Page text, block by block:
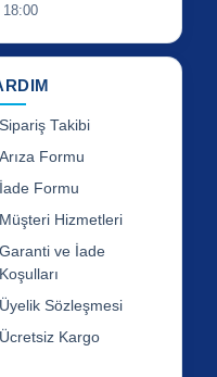
Sipariş Takibi
Arıza Formu
İade Formu
Müşteri Hizmetleri
Garanti ve İade
Koşulları
Üyelik Sözleşmesi
Ücretsiz Kargo